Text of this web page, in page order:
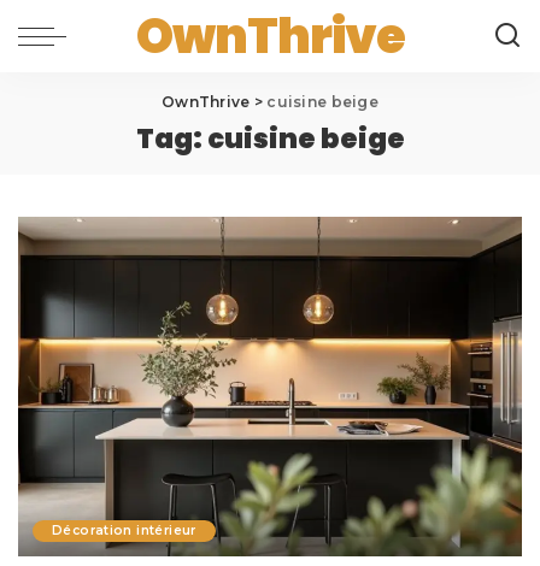
OwnThrive
OwnThrive > cuisine beige
Tag:cuisine beige
Décoration intérieur